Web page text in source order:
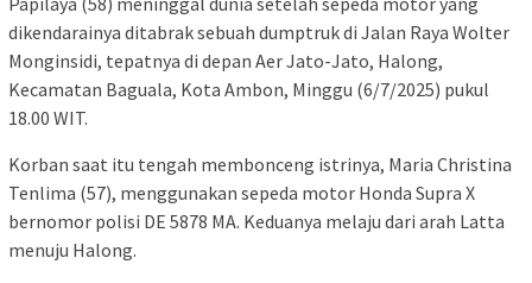
dikendarainya ditabrak sebuah dumptruk di Jalan Raya Wolter
Monginsidi, tepatnya di depan Aer Jato-Jato, Halong,
Kecamatan Baguala, Kota Ambon, Minggu (6/7/2025) pukul
18.00 WIT.
Korban saat itu tengah membonceng istrinya, Maria Christina
Tenlima (57), menggunakan sepeda motor Honda Supra X
bernomor polisi DE 5878 MA. Keduanya melaju dari arah Latta
menuju Halong.